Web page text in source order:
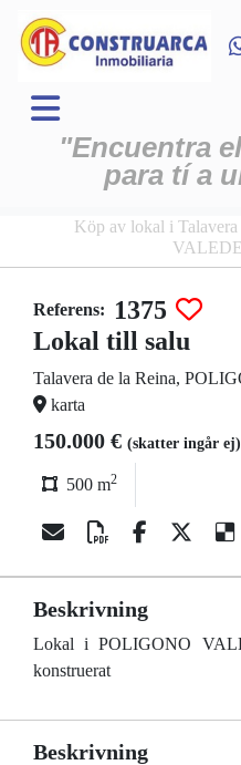
"Encuentra
para tí a
Köp av lokal i
Referens:
1375
Lokal till salu
Talavera de la Reina,
karta
150.000 € (skatter ingår ej)
500 m2
Beskrivning
Lokal i POLIGONO
konstruerat
Beskrivning